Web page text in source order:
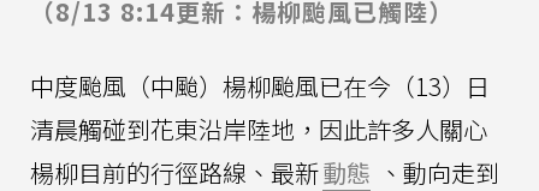
（8/13 8:14更新：楊柳颱風已觸陸）
中度颱風（中颱）楊柳颱風已在今（13）日
清晨觸碰到花東沿岸陸地，因此許多人關心
楊柳目前的行徑路線、最新動態 、動向走到